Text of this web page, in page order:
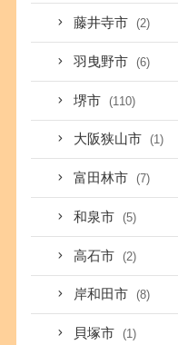
藤井寺市 (2)
羽曳野市 (6)
堺市 (110)
大阪狭山市 (1)
富田林市 (7)
和泉市 (5)
高石市 (2)
岸和田市 (8)
貝塚市 (1)